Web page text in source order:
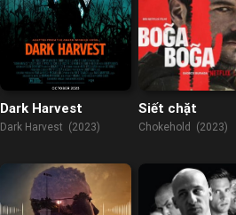
Dark Harvest
Dark Harvest (2023)
Siết chặt
Chokehold (2023)